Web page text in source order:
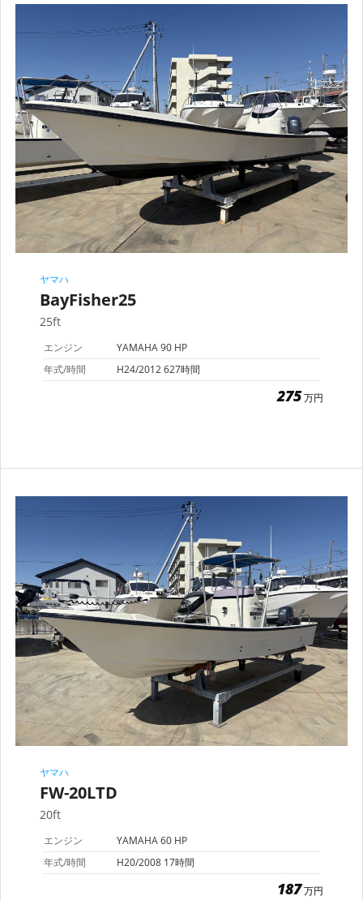
ヤマハ
BayFisher25
25ft
エンジン
YAMAHA 90 HP
年式/時間
H24/2012 627時間
275万円
ヤマハ
FW-20LTD
20ft
エンジン
YAMAHA 60 HP
年式/時間
H20/2008 17時間
187万円